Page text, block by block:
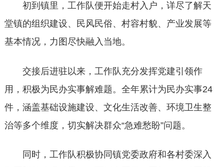
初到镇里，工作队便开始走村入户，详尽了解天
堂镇的组织建设、民风民俗、村容村貌、产业发展等
基本情况，力图尽快融入当地。
交接后进驻以来，工作队充分发挥党建引领作
用，积极为民办实事解难题。全年累计为民办实事24
件，涵盖基础设施建设、文化生活改善、环境卫生整
治等多个维度，切实解决群众“急难愁盼”问题。
同时，工作队积极协同镇党委政府和各村委深入